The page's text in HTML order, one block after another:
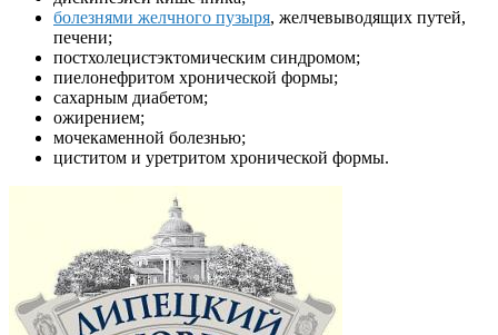
болезнями желчного пузыря, желчевыводящих путей,
печени;
постхолецистэктомическим синдромом;
пиелонефритом хронической формы;
сахарным диабетом;
ожирением;
мочекаменной болезнью;
циститом и уретритом хронической формы.